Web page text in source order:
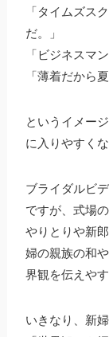
「タイムズス
だ。」
「ビジネスマ
「薄着だから
というイメー
に入りやすくな
ブライダルビ
ですが、式場
やりとりや新
婦の親族の和
界観を伝えや
いきなり、新